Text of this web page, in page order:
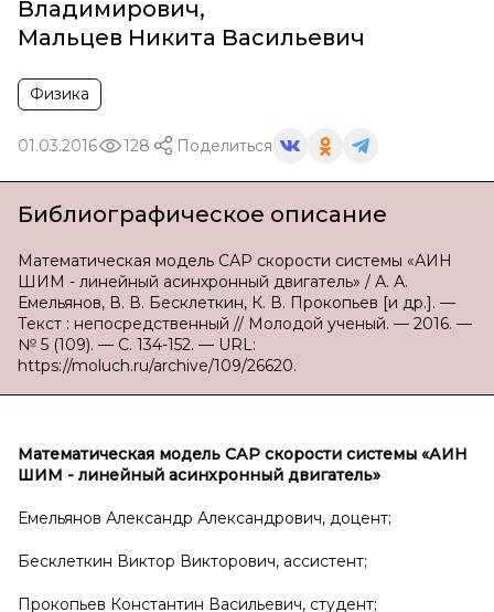
Владимирович,
Мальцев Никита Васильевич
Физика
01.03.2016 128 Поделиться
Библиографическое описание
Математическая модель САР скорости системы «АИН
ШИМ - линейный асинхронный двигатель» / А. А.
Емельянов, В. В. Бесклеткин, К. В. Прокопьев [и др.]. —
Текст : непосредственный // Молодой ученый. — 2016. —
№ 5 (109). — С. 134-152. — URL:
https://moluch.ru/archive/109/26620.
Математическая модель САР скорости системы «АИН
ШИМ - линейный асинхронный двигатель»
Емельянов Александр Александрович, доцент;
Бесклеткин Виктор Викторович, ассистент;
Прокопьев Константин Васильевич, студент;